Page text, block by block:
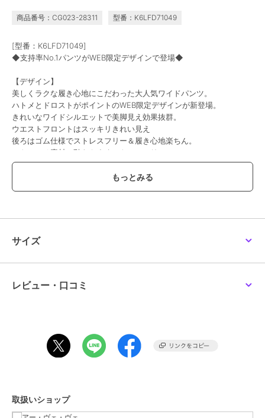
商品番号：CG023-28311 型番：K6LFD71049
[型番：K6LFD71049]
◆支持率No.1パンツがWEB限定デザインで登場◆
【デザイン】
美しくラクな履き心地にこだわった大人気ワイドパンツ。
ハトメとドロストがポイントのWEB限定デザインが新登場。
きれいなワイドシルエットで美脚見え効果抜群。
ウエストフロントはスッキリきれい見え
後ろはゴム仕様でストレスフリー＆履き心地楽ちん。
ストレッチ素材で動きやすくストレスフリー。
センタープレスで脚長効果も。
きちんと見えする素材なので、デイリーから通勤まで活躍間違いな
し。
・ご家庭の洗濯機で洗っていただけます
・ストレッチ素材で履き心地抜群
カジュアルなスウェットやTシャツからフェミニンなニットやブラウ
・スッキリ見えテーパードパンツ：K6LFD70049
・スッキリ見えウエストハトメワイドパンツ：K6LFD71049
・スッキリ見えワイドパンツ：K2LFD03049
・イージーテーパードパンツ：K2LFD04049
サイズ
レビュー・口コミ
取扱いショップ